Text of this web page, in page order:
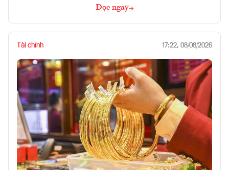
Đọc ngay
Tài chính 17:22, 08/08/2026